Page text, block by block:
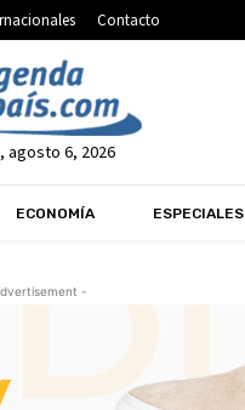
Contacto
agosto 6, 2026
ECONOMÍA ESPECIALES
-